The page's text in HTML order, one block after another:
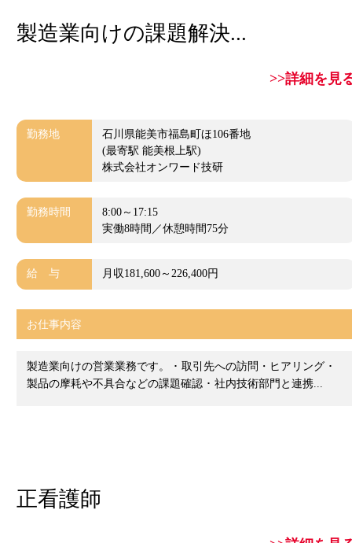
製造業向けの課題解決...
>>詳細を見
勤務地
石川県能美市福島町ほ106番地
(最寄駅 能美根上駅)
株式会社オンワード技研
勤務時間
8:00～17:15
実働8時間／休憩時間75分
給 与 月収181,600～226,400円
お仕事内容
製造業向けの営業業務です。 ･ 取引先への訪問・ヒアリング ･
製品の摩耗や不具合などの課題確認 ･ 社内技術部門と連携...
正看護師